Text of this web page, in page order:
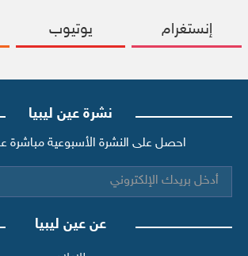
إنستغرام يوتيوب
نشرة عين ليبيا
احصل على النشرة الأسبوعية مباشرة
عن عين ليبيا